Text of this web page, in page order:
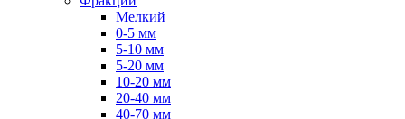
Мелкий
0-5 мм
5-10 мм
5-20 мм
10-20 мм
20-40 мм
40-70 мм